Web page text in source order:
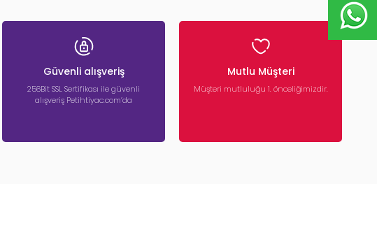
Güvenli alışveriş
256Bit SSL Sertifikası ile güvenli
alışveriş Petihtiyac.com’da
Mutlu Müşteri
Müşteri mutluluğu 1. önceliğimizdir.